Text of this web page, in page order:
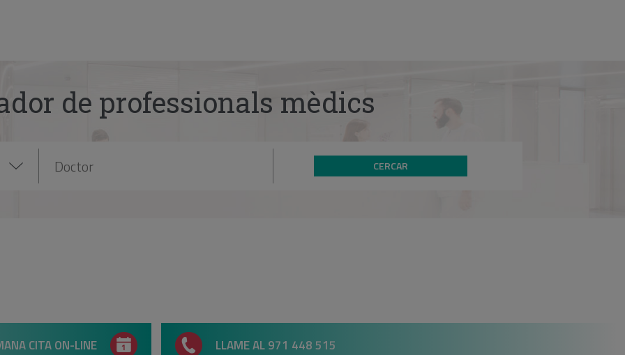
de professionals mèdics
CERCAR
CITA ON-LINE LLAME AL 971 448 515